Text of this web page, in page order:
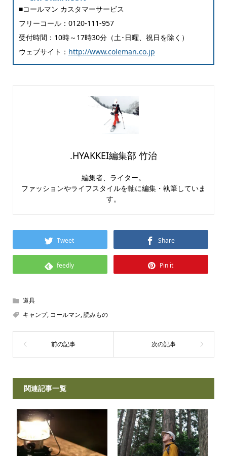
■コールマン カスタマーサービス
フリーコール：0120-111-957
受付時間：10時～17時30分（土･日曜、祝日を除く）
ウェブサイト： http://www.coleman.co.jp
.HYAKKEI編集部 竹治
編集者、ライター。
ファッションやライフスタイルを軸に編集・執筆していま
す。
Tweet Share
feedly Pin it
道具
キャンプ, コールマン,読みもの
関連記事一覧